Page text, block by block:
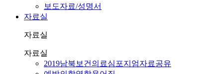
보도자료/성명서
자료실
자료실
자료실
2019남북보건의료심포지엄자료공유